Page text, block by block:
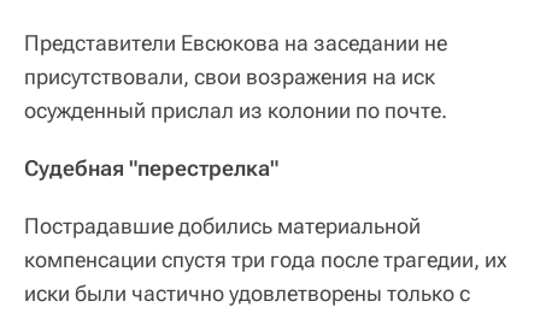
Представители Евсюкова на заседании не
присутствовали, свои возражения на иск
осужденный прислал из колонии по почте.
Судебная "перестрелка"
Пострадавшие добились материальной
компенсации спустя три года после трагедии, их
иски были частично удовлетворены только с